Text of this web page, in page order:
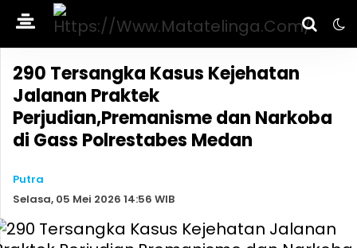
290 Tersangka Kasus Kejehatan
Jalanan Praktek
Perjudian,Premanisme dan Narkoba
di Gass Polrestabes Medan
Putra
Selasa, 05 Mei 2026 14:56 WIB